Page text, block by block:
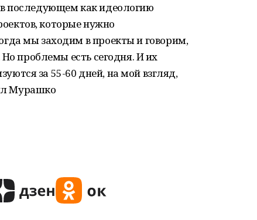
последующем как идеологию
которые нужно
мы заходим в проекты и говорим,
Но проблемы есть сегодня. И их
за 55-60 дней, на мой взгляд,
Мурашко